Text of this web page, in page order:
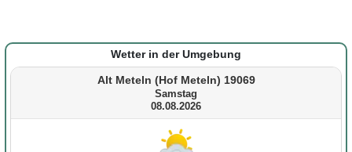
Wetter in der Umgebung
Alt Meteln (Hof Meteln) 19069
Samstag
08.08.2026